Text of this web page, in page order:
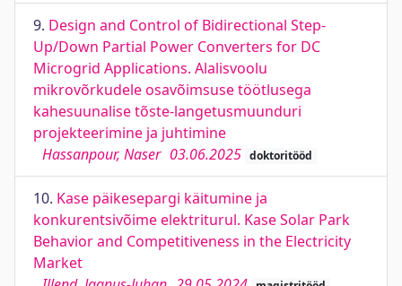
9. Design and Control of Bidirectional Step-
Up/Down Partial Power Converters for DC
Microgrid Applications. Alalisvoolu
mikrovõrkudele osavõimsuse töötlusega
kahesuunalise tõste-langetusmuunduri
projekteerimine ja juhtimine
Hassanpour, Naser 03.06.2025 doktoritööd
10. Kase päikesepargi käitumine ja
konkurentsivõime elektriturul. Kase Solar Park
Behavior and Competitiveness in the Electricity
Market